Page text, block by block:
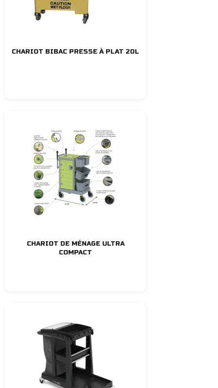
CHARIOT BIBAC PRESSE À PLAT 20L
CHARIOT DE MÉNAGE ULTRA
COMPACT